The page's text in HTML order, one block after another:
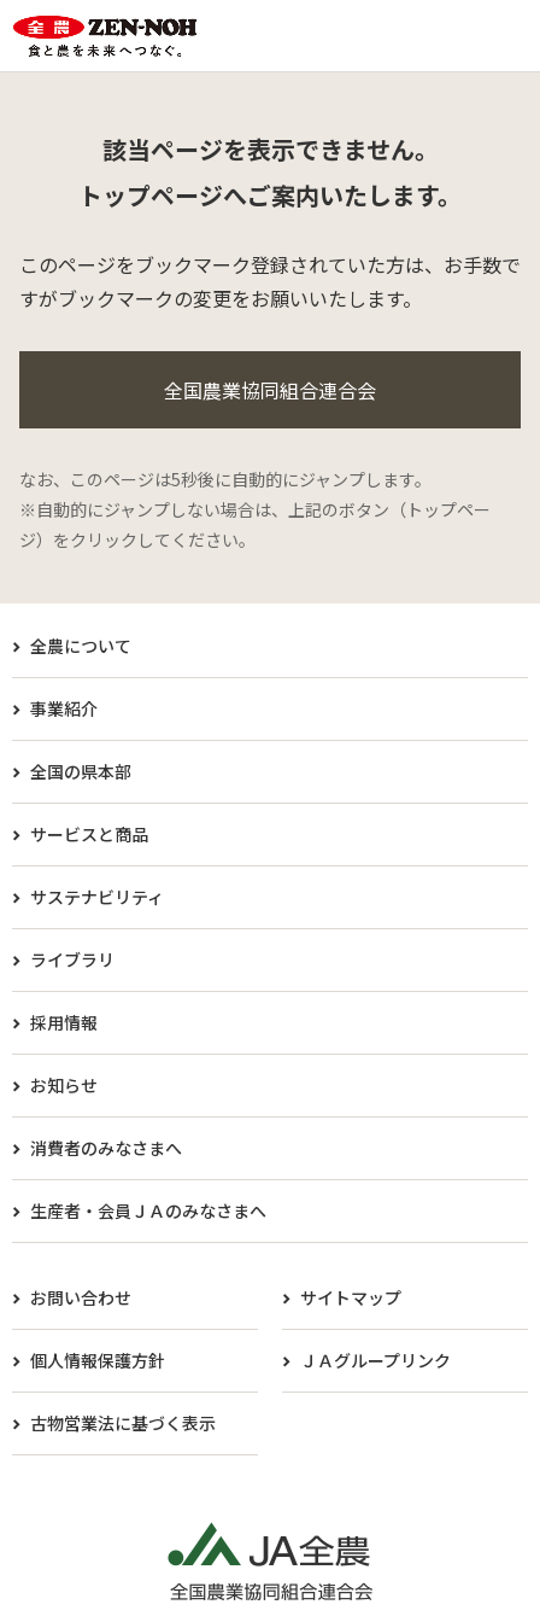
該当ページを表示できません。
トップページへご案内いたします。
このページをブックマーク登録されていた方は、 お手数で
すがブックマークの変更をお願いいたします。
全国農業協同組合連合会
なお、このページは5秒後に自動的にジャンプします。
※自動的にジャンプしない場合は、上記のボタン（トップペー
ジ）をクリックしてください。
全農について
事業紹介
全国の県本部
サービスと商品
サステナビリティ
ライブラリ
採用情報
お知らせ
消費者のみなさまへ
生産者・会員ＪＡのみなさまへ​
お問い合わせ サイトマップ
個人情報保護方針 ＪＡグループリンク
古物営業法に基づく表示